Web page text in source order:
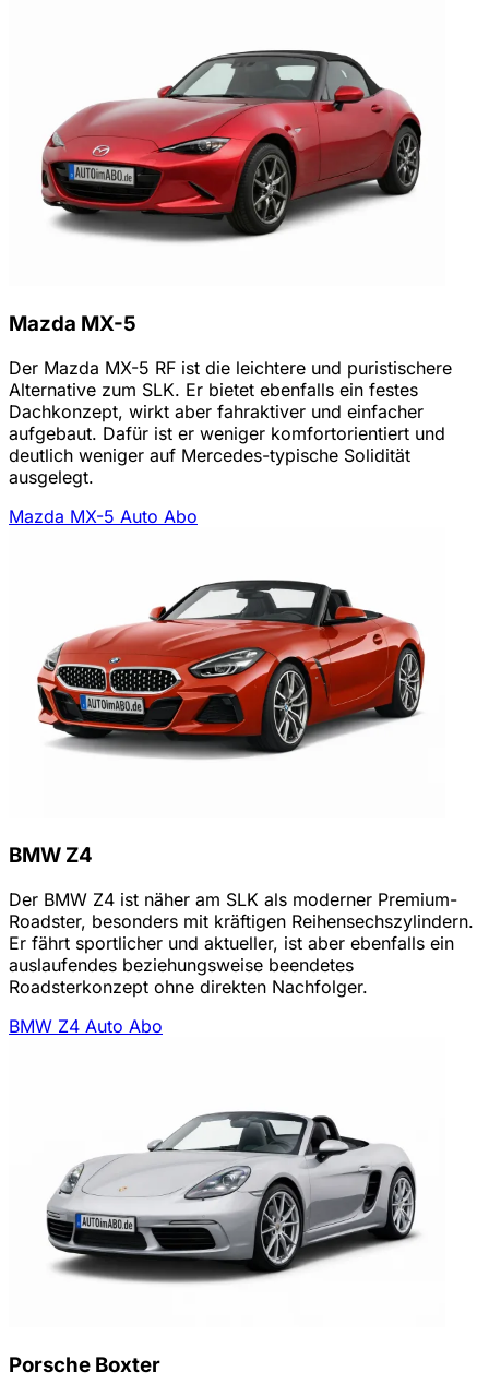
Mazda MX-5
Der Mazda MX-5 RF ist die leichtere und puristischere
Alternative zum SLK. Er bietet ebenfalls ein festes
Dachkonzept, wirkt aber fahraktiver und einfacher
aufgebaut. Dafür ist er weniger komfortorientiert und
deutlich weniger auf Mercedes-typische Solidität
ausgelegt.
Mazda MX-5 Auto Abo
BMW Z4
Der BMW Z4 ist näher am SLK als moderner Premium-
Roadster, besonders mit kräftigen Reihensechszylindern.
Er fährt sportlicher und aktueller, ist aber ebenfalls ein
auslaufendes beziehungsweise beendetes
Roadsterkonzept ohne direkten Nachfolger.
BMW Z4 Auto Abo
Porsche Boxter